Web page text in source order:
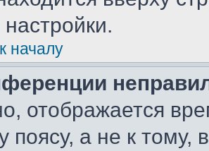
началу
отображается
поясу, а не к тому,